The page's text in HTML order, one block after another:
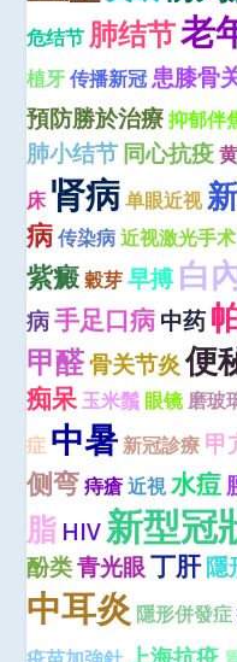
危结节 肺结节老
植牙 传播新冠 患膝骨
預防勝於治療 抑郁伴
肺小结节同心抗疫
床 肾病 单眼近视
病 传染病 近视激光手术
紫癜穀芽 早搏 白
病手足口病中药
甲醛骨关节炎便
痴呆玉米鬚 眼镜磨玻
症 中暑 新冠診療 甲
侧弯 痔瘡 近視 水痘
脂 HIV新型冠
酚类青光眼丁肝隱
中耳炎 隱形併發症